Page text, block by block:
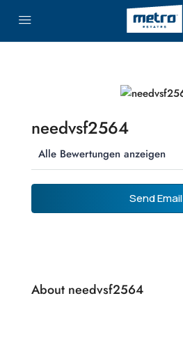
needvsf2564
Alle Bewertungen anzeigen
Send Email
About needvsf2564